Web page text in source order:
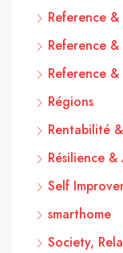
Reference
Reference
Reference
Régions
Rentabilité
Résilience &
Self
smarthome
Society,